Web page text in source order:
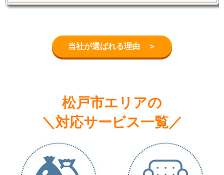
当社が選ばれる理由 ＞
松戸市エリアの
＼対応サービス一覧／